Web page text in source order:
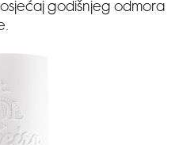
godišnjeg odmora